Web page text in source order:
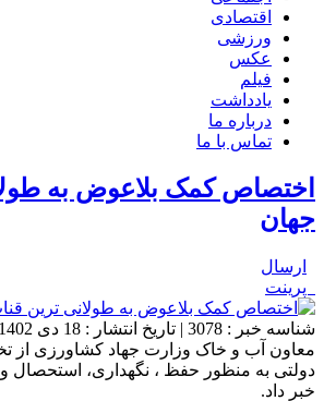
اقتصادی
ورزشی
عکس
فیلم
یادداشت
درباره ما
تماس با ما
اختصاص کمک بلاعوض به
جهان
ارسال
پرینت
شناسه خبر : 3078 | تاریخ انتشار : 18 دی 1402 - 21:22 |
معاون آب و خاک وزارت جهاد کشاورزی از
دولتی به منظور حفظ ، نگهداری، استحصال و
خبر داد.